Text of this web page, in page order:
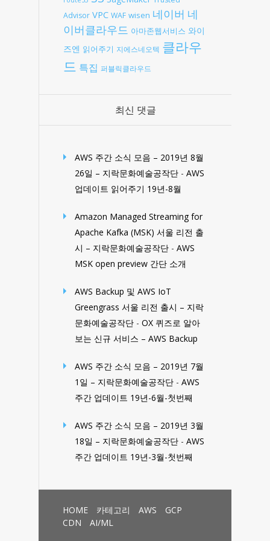
Advisor VPC WAF wisen 네이버 네
이버클라우드 아마존웹서비스 와이
즈엔 읽어주기 지에스네오텍 클라우
드 특집 퍼블릭클라우드
최신 댓글
AWS 주간 소식 모음 – 2019년 8월
26일 – 지락문화예술공작단 - AWS
업데이트 읽어주기 19년-8월
Amazon Managed Streaming for
Apache Kafka (MSK) 서울 리전 출
시 – 지락문화예술공작단 - AWS
MSK open preview 간단 소개
AWS Backup 및 AWS IoT
Greengrass 서울 리전 출시 – 지락
문화예술공작단 - OX 퀴즈로 알아
보는 신규 서비스 – AWS Backup
AWS 주간 소식 모음 – 2019년 7월
1일 – 지락문화예술공작단 - AWS
주간 업데이트 19년-6월-첫번째
AWS 주간 소식 모음 – 2019년 3월
18일 – 지락문화예술공작단 - AWS
주간 업데이트 19년-3월-첫번째
HOME 카테고리 AWS
GCP
CDN
AI/ML